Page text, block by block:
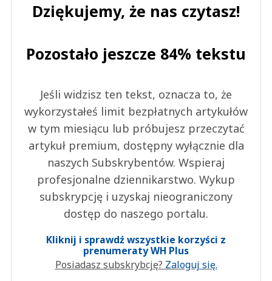
Dziękujemy, że nas czytasz!
Pozostało jeszcze 84% tekstu
Jeśli widzisz ten tekst, oznacza to, że
wykorzystałeś limit bezpłatnych artykułów
w tym miesiącu lub próbujesz przeczytać
artykuł premium, dostępny wyłącznie dla
naszych Subskrybentów. Wspieraj
profesjonalne dziennikarstwo. Wykup
subskrypcję i uzyskaj nieograniczony
dostęp do naszego portalu.
Kliknij i sprawdź wszystkie korzyści z
prenumeraty WH Plus
Posiadasz subskrybcję? Zaloguj się.